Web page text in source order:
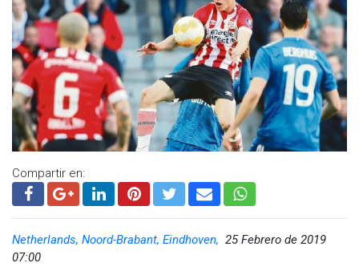
Compartir en:
Netherlands, Noord-Brabant, Eindhoven, 25 Febrero de 2019
07:00